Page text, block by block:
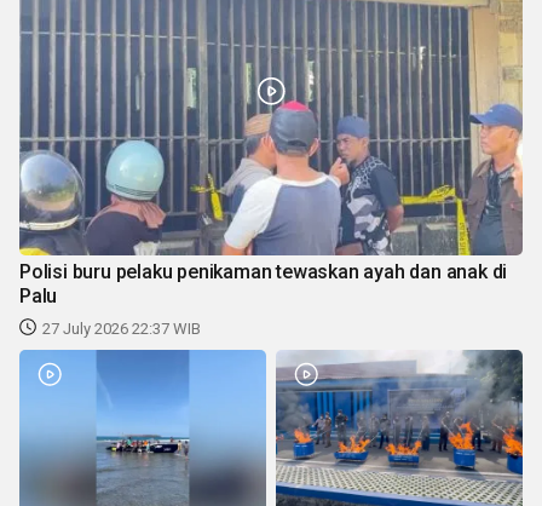
Polisi buru pelaku penikaman tewaskan ayah dan anak di
Palu
27 July 2026 22:37 WIB